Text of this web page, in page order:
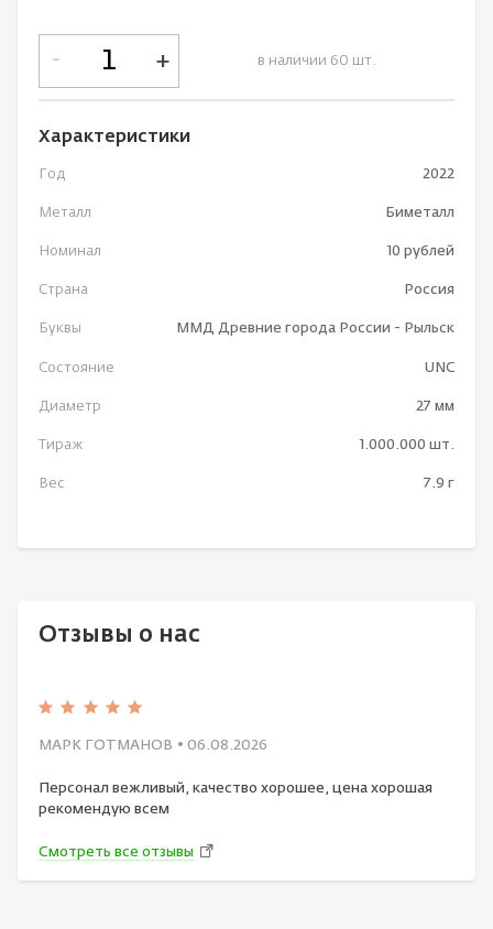
в наличии 60 шт.
- +
Характеристики
Год 2022
Металл Биметалл
Номинал 10 рублей
Страна Россия
Буквы ММД Древние города России - Рыльск
Состояние UNC
Диаметр 27 мм
Тираж 1.000.000 шт.
Вес 7.9 г
Отзывы о нас
МАРК ГОТМАНОВ • 06.08.2026
Персонал вежливый, качество хорошее, цена хорошая
рекомендую всем
Смотреть все отзывы